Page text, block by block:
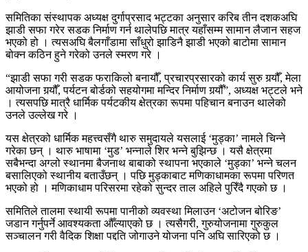
समितिका संस्थापक अध्यक्ष दुर्गाप्रसाद भट्टका अनुसार करिब तीन दशकअघि
झाडी सफा गरेर सडक निर्माण गर्न थालेपछि मात्र यहाँसम्म सामान लैजान सहज
भएको हो । त्यसअघि बैलगाँडामा साँधुरो झाडिनै झाडी भएको बाटोमा सामान
बोक्न कठिन हुने गरेको उनले स्मरण गरे ।
“झाडी सफा गरी सडक फराकिलो बनायौँ, प्रचारप्रसारको कार्य सुरु गर्‍यौँ, मेला
आयोजना गर्‍यौँ, पर्यटन बोर्डको सहयोगमा मन्दिर निर्माण गर्‍यौँ”, अध्यक्ष भट्टले भने
। त्यसपछि मात्रै धार्मिक पर्यटकीय क्षेत्रका रूपमा पहिचान बनाउन थालेको
उनले उल्लेख गरे ।
यस क्षेत्रको धार्मिक महत्त्वसँगै थारु समुदायले यसलाई ‘मुड्का’ नामले चिन्ने
गरेका छन् । थारु भाषामा ‘मुड’ भन्नाले शिर भन्ने बुझिन्छ । यसै क्षेत्रमा
सबैभन्दा अग्लो स्थानमा बैजनाथ बाबाको स्थापना भएकाले ‘मुड्का’ भन्ने चलन
बसालिएको स्थानीय बताउँछन् । पछि मुड्काबाट मणिकाधामका रूपमा परिणत
भएको हो । मणिकाधाम परिसरमा रहेको सुन्दर ताल अहिले पुरिँदै गएको छ ।
समितिले तालमा स्थायी रूपमा पानीको व्यवस्था मिलाउन ‘अटोजन बोरिङ’
जडान गर्नुपर्ने आवश्यकता औँल्याएको छ । त्यसैगरी, गुरुयोजनामा गुरुकुल
सञ्चालन गरी वैदिक शिक्षा पद्दति जोगाउने योजना पनि अघि सारिएको छ ।